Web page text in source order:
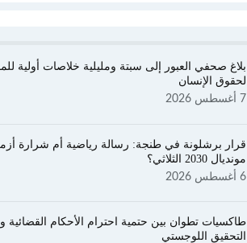
بلاغ صحفي العبور إلى سبتة ومليلية خلاصات أولية
لحقوق الإنسان
7 أغسطس 2026
قرار برشلونة في طنجة: رسالة رياضية أم شرارة
مونديال 2030 الثلاثي؟
6 أغسطس 2026
طاكسيات تطوان بين حتمية احترام الأحكام القضائية
التحقيق اللوجستي